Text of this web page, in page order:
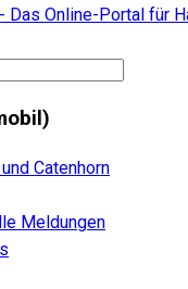
Catenhorn
Meldungen